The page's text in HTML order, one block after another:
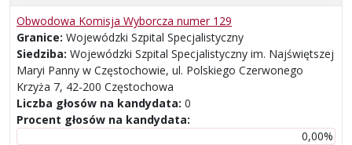
Obwodowa Komisja Wyborcza numer 129
Granice: Wojewódzki Szpital Specjalistyczny
Siedziba: Wojewódzki Szpital Specjalistyczny im. Najświętszej
Maryi Panny w Częstochowie, ul. Polskiego Czerwonego
Krzyża 7, 42-200 Częstochowa
Liczba głosów na kandydata: 0
Procent głosów na kandydata:
0,00%